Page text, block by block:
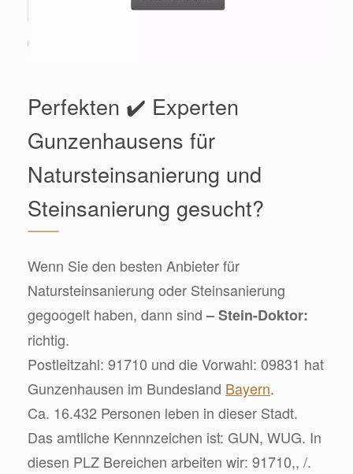
Perfekten ✔️ Experten
Gunzenhausens für
Natursteinsanierung und
Steinsanierung gesucht?
Wenn Sie den besten Anbieter für
Natursteinsanierung oder Steinsanierung
gegoogelt haben, dann sind– Stein-Doktor:
richtig.
Postleitzahl: 91710 und die Vorwahl: 09831 hat
Gunzenhausen im Bundesland Bayern.
Ca. 16.432 Personen leben in dieser Stadt.
Das amtliche Kennnzeichen ist: GUN, WUG. In
diesen PLZ Bereichen arbeiten wir: 91710,, /.